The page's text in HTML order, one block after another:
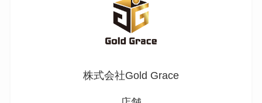
株式会社Gold Grace